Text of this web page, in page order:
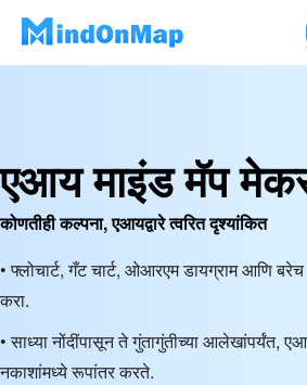
एआय माइंड मॅप
कोणतीही कल्पना, एआयद्वारे त्वरित दृश्यांकित
• फ्लोचार्ट, गँट चार्ट, ओआरएम डायग्राम आणि
करा.
• साध्या नोंदींपासून ते गुंतागुंतीच्या आलेखांपर्यंत,
नकाशांमध्ये रूपांतर करते.